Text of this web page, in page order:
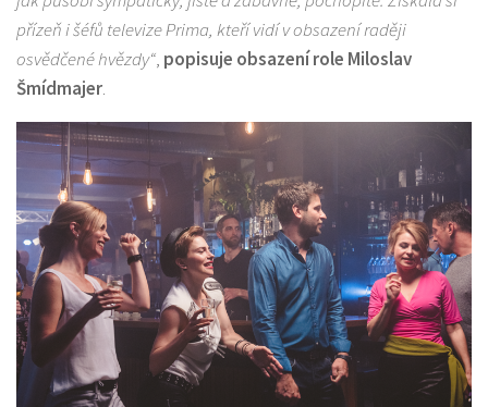
přízeň i šéfů televize Prima, kteří vidí v obsazení raději
osvědčené hvězdy“, popisuje obsazení role Miloslav
Šmídmajer.